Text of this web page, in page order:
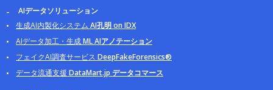
AIデータソリューション
生成AI内製化システム AI孔明 on IDX
AIデータ加工・生成ML AIアノテーション
フェイクAI調査サービス DeepFakeForensics®
データ流通支援 DataMart.jp データコマース